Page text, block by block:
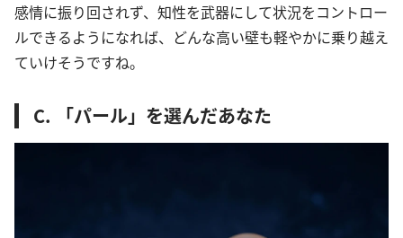
感情に振り回されず、知性を武器にして状況をコントロー
ルできるようになれば、どんな高い壁も軽やかに乗り越え
ていけそうですね。
C. 「パール」を選んだあなた